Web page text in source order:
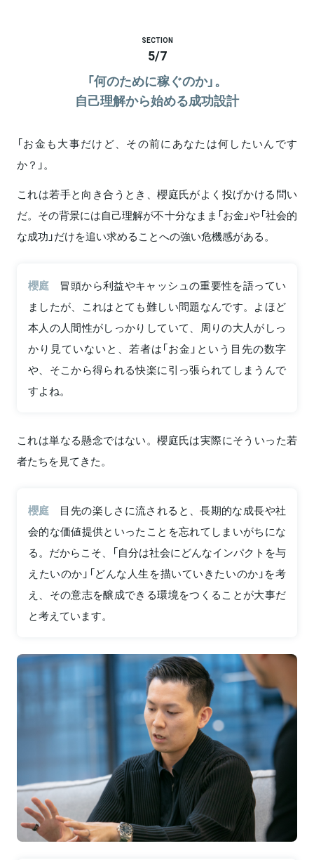
SECTION
5/7
「何のために稼ぐのか」。
自己理解から始める成功設計
「お金も大事だけど、その前にあなたは何したいんです
か？」。
これは若手と向き合うとき、櫻庭氏がよく投げかける問い
だ。その背景には自己理解が不十分なまま「お金」や「社会的
な成功」だけを追い求めることへの強い危機感がある。
櫻庭
冒頭から利益やキャッシュの重要性を語ってい
ましたが、これはとても難しい問題なんです。よほど
本人の人間性がしっかりしていて、周りの大人がしっ
かり見ていないと、若者は「お金」という目先の数字
や、そこから得られる快楽に引っ張られてしまうんで
すよね。
これは単なる懸念ではない。櫻庭氏は実際にそういった若
者たちを見てきた。
櫻庭
目先の楽しさに流されると、長期的な成長や社
会的な価値提供といったことを忘れてしまいがちにな
る。だからこそ、「自分は社会にどんなインパクトを与
えたいのか」「どんな人生を描いていきたいのか」を考
え、その意志を醸成できる環境をつくることが大事だ
と考えています。